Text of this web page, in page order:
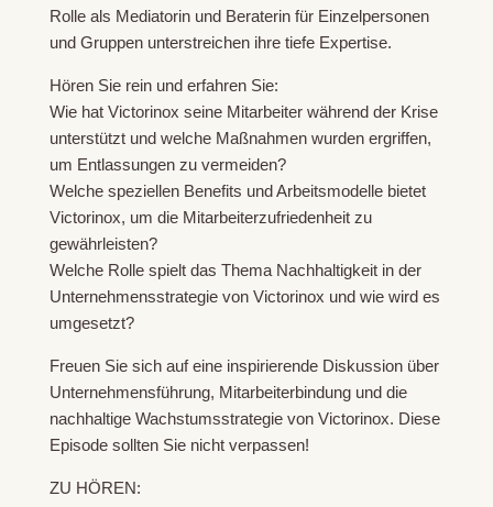
Rolle als Mediatorin und Beraterin für Einzelpersonen
und Gruppen unterstreichen ihre tiefe Expertise.
Hören Sie rein und erfahren Sie:
Wie hat Victorinox seine Mitarbeiter während der Krise
unterstützt und welche Maßnahmen wurden ergriffen,
um Entlassungen zu vermeiden?
Welche speziellen Benefits und Arbeitsmodelle bietet
Victorinox, um die Mitarbeiterzufriedenheit zu
gewährleisten?
Welche Rolle spielt das Thema Nachhaltigkeit in der
Unternehmensstrategie von Victorinox und wie wird es
umgesetzt?
Freuen Sie sich auf eine inspirierende Diskussion über
Unternehmensführung, Mitarbeiterbindung und die
nachhaltige Wachstumsstrategie von Victorinox. Diese
Episode sollten Sie nicht verpassen!
ZU HÖREN: